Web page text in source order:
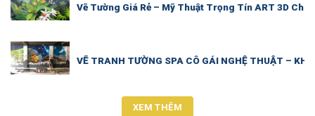
Vẽ Tường Giá Rẻ – Mỹ Thuật Trọng Tín ART 3D
VẼ TRANH TƯỜNG SPA CÔ GÁI NGHỆ THUẬT –
XEM THÊM